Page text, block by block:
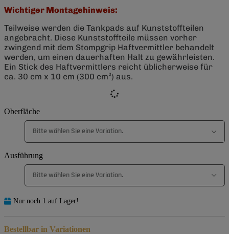
Wichtiger Montagehinweis:
Teilweise werden die Tankpads auf Kunststoffteilen
angebracht. Diese Kunststoffteile müssen vorher
zwingend mit dem Stompgrip Haftvermittler behandelt
werden, um einen dauerhaften Halt zu gewährleisten.
Ein Stick des Haftvermittlers reicht üblicherweise für
ca. 30 cm x 10 cm (300 cm²) aus.
Oberfläche
Bitte wählen Sie eine Variation.
Ausführung
Bitte wählen Sie eine Variation.
Nur noch 1 auf Lager!
Bestellbar in Variationen